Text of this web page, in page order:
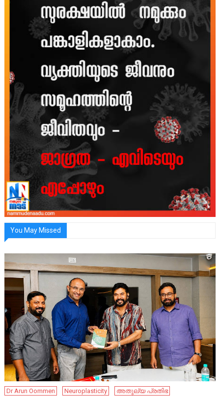
You May Missed
Dr Arun Oommen Neuroplasticity അതുല്യ പ്രതിഭ